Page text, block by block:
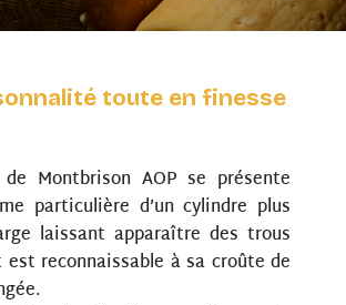
toute en finesse
Montbrison AOP se présente
particulière d’un cylindre plus
laissant apparaître des trous
est reconnaissable à sa croûte de